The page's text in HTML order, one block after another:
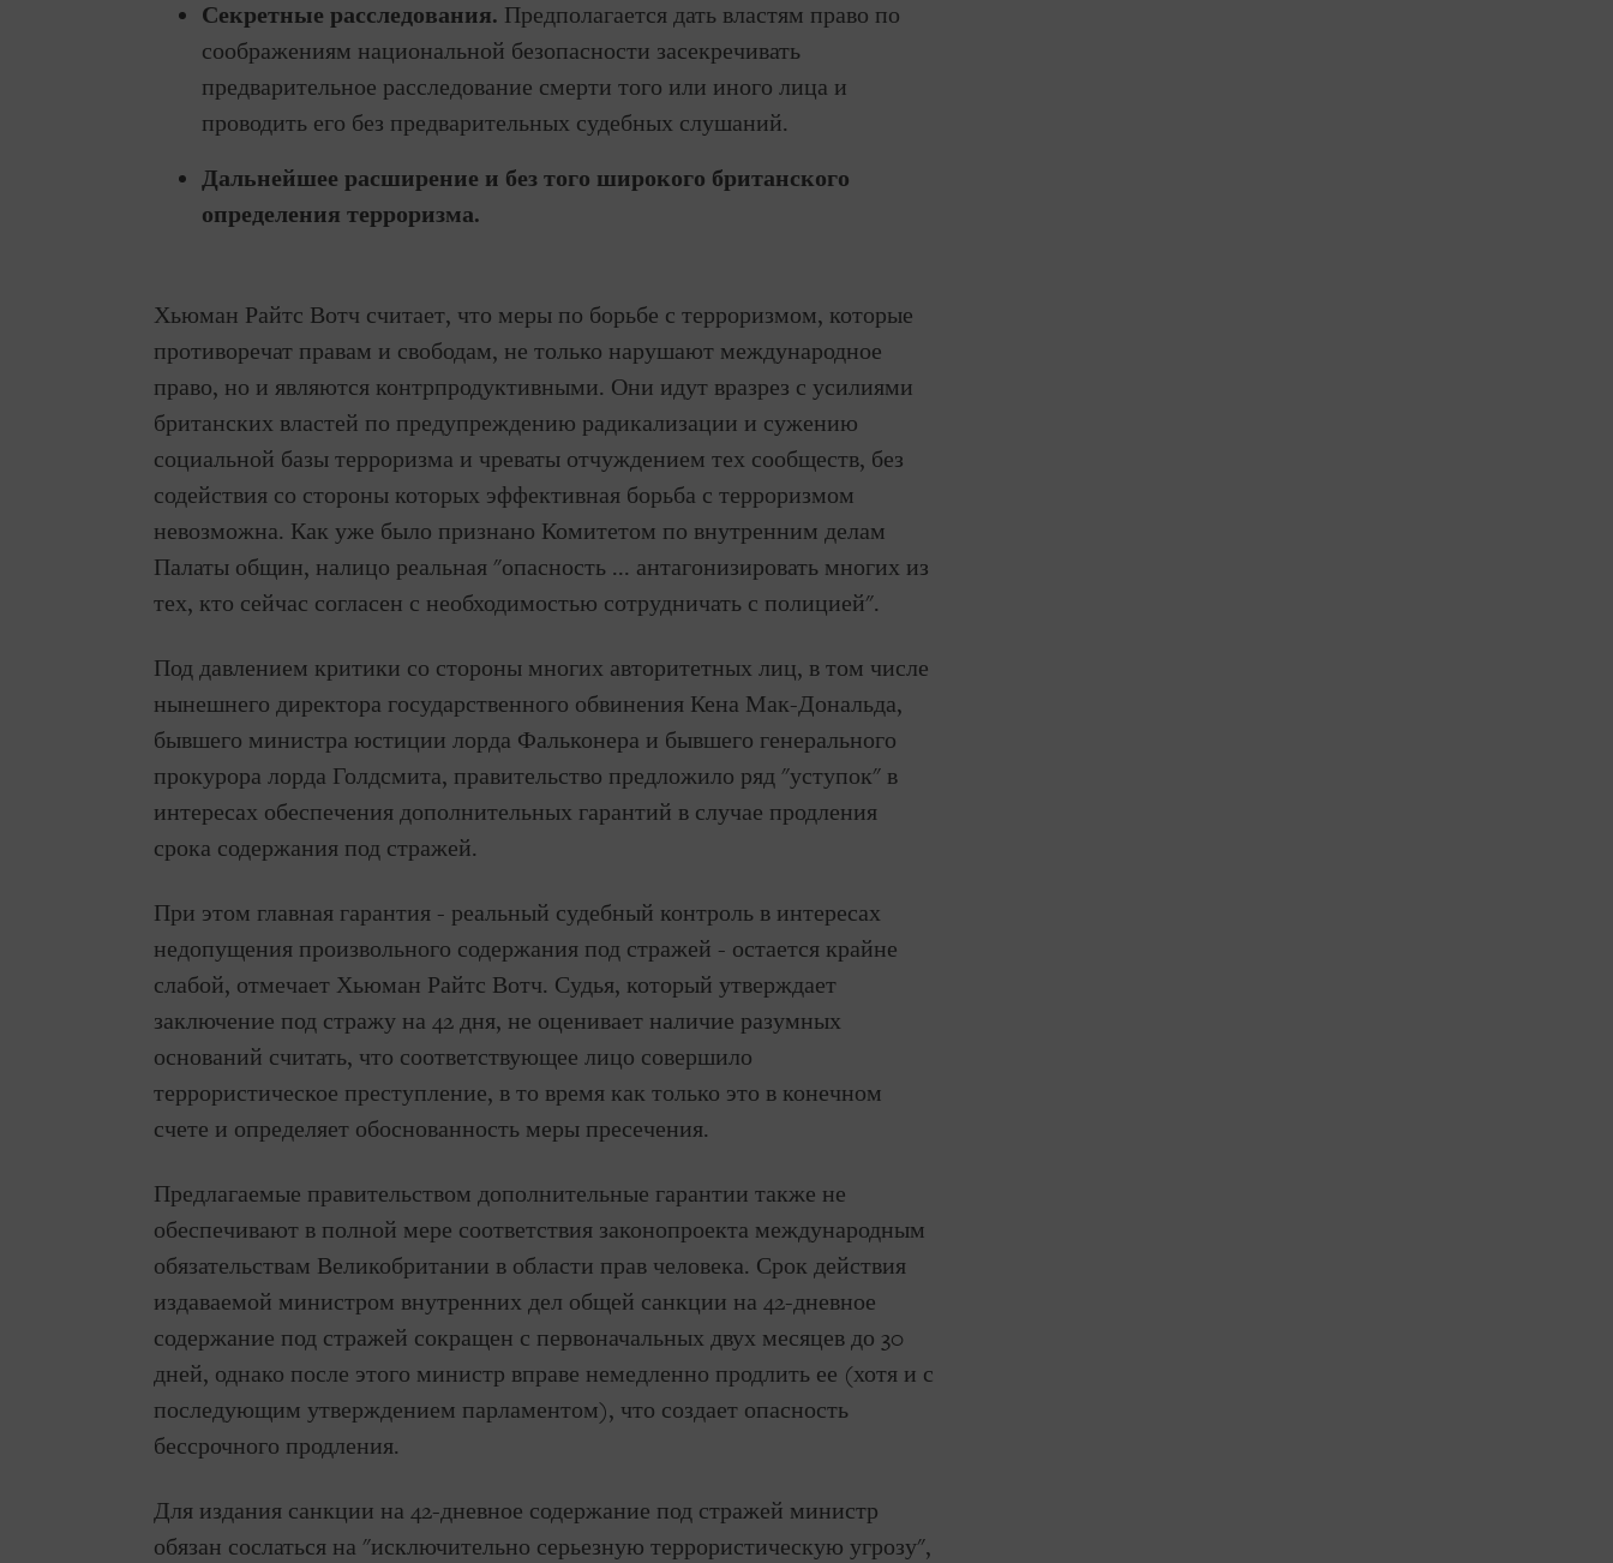
Секретные расследования. Предполагается дать властям право по
соображениям национальной безопасности засекречивать
предварительное расследование смерти того или иного лица и
проводить его без предварительных судебных слушаний.
Дальнейшее расширение и без того широкого британского
определения терроризма.
Хьюман Райтс Вотч считает, что меры по борьбе с терроризмом, которые
противоречат правам и свободам, не только нарушают международное
право, но и являются контрпродуктивными. Они идут вразрез с усилиями
британских властей по предупреждению радикализации и сужению
социальной базы терроризма и чреваты отчуждением тех сообществ, без
содействия со стороны которых эффективная борьба с терроризмом
невозможна. Как уже было признано Комитетом по внутренним делам
Палаты общин, налицо реальная "опасность ... антагонизировать многих из
тех, кто сейчас согласен с необходимостью сотрудничать с полицией".
Под давлением критики со стороны многих авторитетных лиц, в том числе
нынешнего директора государственного обвинения Кена Мак-Дональда,
бывшего министра юстиции лорда Фальконера и бывшего генерального
прокурора лорда Голдсмита, правительство предложило ряд "уступок" в
интересах обеспечения дополнительных гарантий в случае продления
срока содержания под стражей.
При этом главная гарантия - реальный судебный контроль в интересах
недопущения произвольного содержания под стражей - остается крайне
слабой, отмечает Хьюман Райтс Вотч. Судья, который утверждает
заключение под стражу на 42 дня, не оценивает наличие разумных
оснований считать, что соответствующее лицо совершило
террористическое преступление, в то время как только это в конечном
счете и определяет обоснованность меры пресечения.
Предлагаемые правительством дополнительные гарантии также не
обеспечивают в полной мере соответствия законопроекта международным
обязательствам Великобритании в области прав человека. Срок действия
издаваемой министром внутренних дел общей санкции на 42-дневное
содержание под стражей сокращен с первоначальных двух месяцев до 30
дней, однако после этого министр вправе немедленно продлить ее (хотя и с
последующим утверждением парламентом), что создает опасность
бессрочного продления.
Для издания санкции на 42-дневное содержание под стражей министр
обязан сослаться на "исключительно серьезную террористическую угрозу",